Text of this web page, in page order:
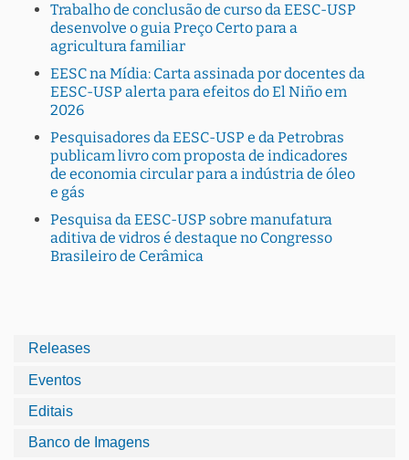
Trabalho de conclusão de curso da EESC-USP
desenvolve o guia Preço Certo para a
agricultura familiar
EESC na Mídia: Carta assinada por docentes da
EESC-USP alerta para efeitos do El Niño em
2026
Pesquisadores da EESC-USP e da Petrobras
publicam livro com proposta de indicadores
de economia circular para a indústria de óleo
e gás
Pesquisa da EESC-USP sobre manufatura
aditiva de vidros é destaque no Congresso
Brasileiro de Cerâmica
Releases
Eventos
Editais
Banco de Imagens